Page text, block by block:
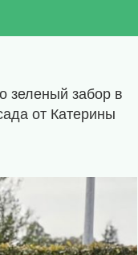
зеленый забор в
от Катерины